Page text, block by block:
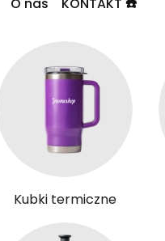
Kubki termiczne